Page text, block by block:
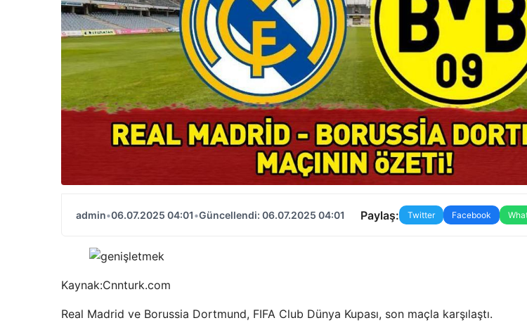
admin•06.07.2025 04:01•Güncellendi: 06.07.2025 04:01 Paylaş: Twitter Facebook
Kaynak:Cnnturk.com
Real Madrid ve Borussia Dortmund, FIFA Club Dünya Kupası, son maçla karşılaştı.